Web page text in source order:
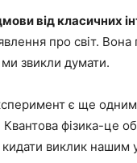
від класичних
про світ.
звикли думати.
є ще одним
фізика-це
виклик нашим